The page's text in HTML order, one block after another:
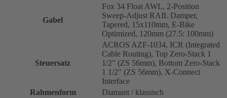
Gabel
Fox 34 Float AWL, 2-Position
Sweep-Adjust RAIL Damper,
Tapered, 15x110mm, E-Bike
Optimized, 120mm (27.5: 100mm)
Steuersatz
ACROS AZF-1034, ICR (Integrated
Cable Routing), Top Zero-Stack 1
1/2" (ZS 56mm), Bottom Zero-Stack
1 1/2" (ZS 56mm), X-Connect
Interface
Rahmenform
Diamant / klassisch